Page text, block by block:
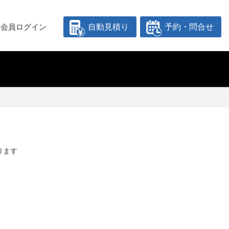
会員ログイン 自動見積り 予約・問合せ
ます